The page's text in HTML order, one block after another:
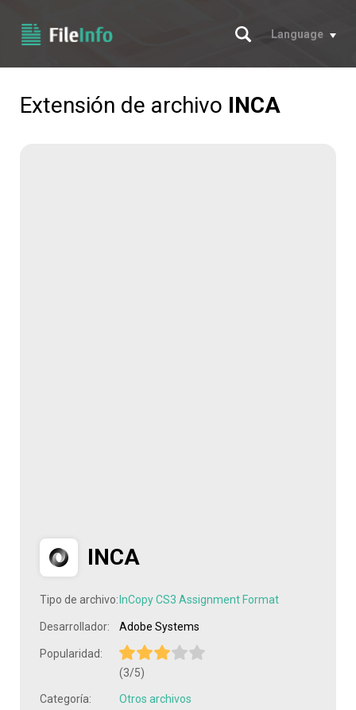
Buscar
Language
Extensión de archivo INCA
INCA
Tipo de archivo: InCopy CS3 Assignment Format
Desarrollador: Adobe Systems
Popularidad:
(3/5)
Categoría: Otros archivos